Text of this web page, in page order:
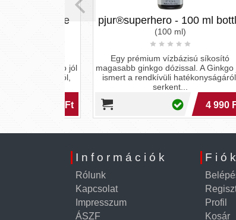
pjur®superhero - 100 ml bottle
(100 ml)
Egy prémium vízbázisú síkosító
magasabb ginkgo dózissal. A Ginkgo jól
ismert a rendkívüli hatékonyságáról,
serkent...
4 990 Ft
Információk
Rólunk
Kapcsolat
Impresszum
ÁSZF
Fiók
Profil
Kosár